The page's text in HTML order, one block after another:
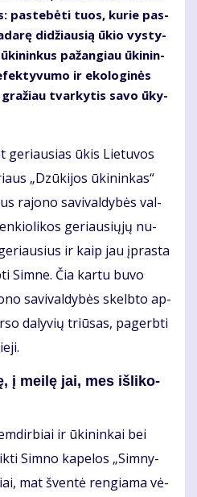
pa­ste­bė­ti tuos, ku­rie pas­
di­džiau­sią ūkio vys­ty­
pa­žan­giau ūki­nin­
ir eko­lo­gi­nės
gra­žiau tvar­ky­tis sa­vo ūky­
ge­riau­sias ūkis Lie­tu­vos
„Dzū­ki­jos ūki­nin­kas“
ra­jo­no sa­vi­val­dy­bės val­
ge­riau­sių­jų nu­
ir kaip jau įpras­ta
Sim­ne. Čia kar­tu bu­vo
sa­vi­val­dy­bės skelb­to ap­
da­ly­vių triū­sas, pa­gerb­ti
į mei­lę jai, mes iš­li­ko­
ir ūki­nin­kai bei
Sim­no ka­pe­los „Sim­ny­
mat šven­tė ren­gia­ma vė­